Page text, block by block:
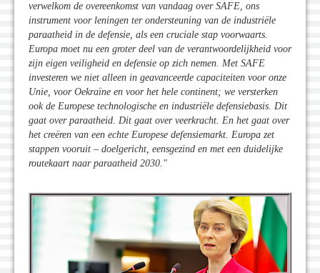
verwelkom de overeenkomst van vandaag over SAFE, ons
instrument voor leningen ter ondersteuning van de industriële
paraatheid in de defensie, als een cruciale stap voorwaarts.
Europa moet nu een groter deel van de verantwoordelijkheid voor
zijn eigen veiligheid en defensie op zich nemen. Met SAFE
investeren we niet alleen in geavanceerde capaciteiten voor onze
Unie, voor Oekraïne en voor het hele continent; we versterken
ook de Europese technologische en industriële defensiebasis. Dit
gaat over paraatheid. Dit gaat over veerkracht. En het gaat over
het creëren van een echte Europese defensiemarkt. Europa zet
stappen vooruit – doelgericht, eensgezind en met een duidelijke
routekaart naar paraatheid 2030."